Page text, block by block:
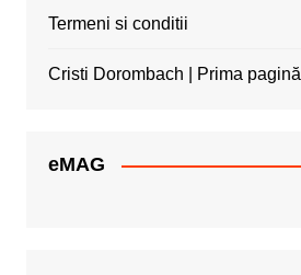
Termeni si conditii
Cristi Dorombach | Prima pagină
eMAG